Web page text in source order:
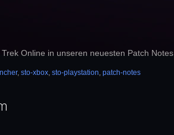
Online in unseren neuesten Patch Notes
, sto-xbox, sto-playstation, patch-notes